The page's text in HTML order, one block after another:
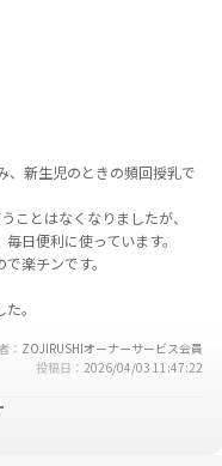
、新生児のときの頻回授乳で
ことはなくなりましたが、
日便利に使っています。
楽チンです。
。
ZOJIRUSHIオーナーサービス会員
投稿日
2026/04/03 11:47:22